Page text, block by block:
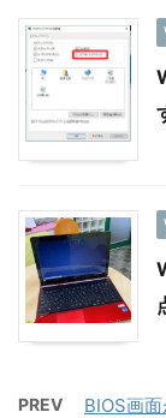
PREV BIOS画